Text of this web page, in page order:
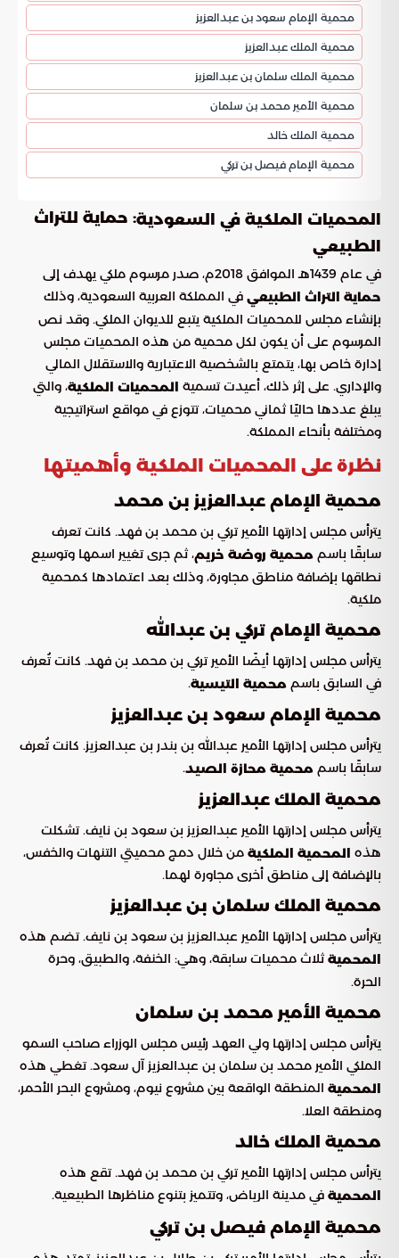
محمية الإمام سعود بن عبدالعزيز
محمية الملك عبدالعزيز
محمية الملك سلمان بن عبدالعزيز
محمية الأمير محمد بن سلمان
محمية الملك خالد
محمية الإمام فيصل بن تركي
المحميات الملكية في السعودية: حماية للتراث
الطبيعي
في عام 1439هـ الموافق 2018م، صدر مرسوم ملكي يهدف إلى
حماية التراث الطبيعي في المملكة العربية السعودية، وذلك
بإنشاء مجلس للمحميات الملكية يتبع للديوان الملكي. وقد نص
المرسوم على أن يكون لكل محمية من هذه المحميات مجلس
إدارة خاص بها، يتمتع بالشخصية الاعتبارية والاستقلال المالي
والإداري. على إثر ذلك، أعيدت تسمية المحميات الملكية، والتي
يبلغ عددها حاليًا ثماني محميات، تتوزع في مواقع استراتيجية
ومختلفة بأنحاء المملكة.
نظرة على المحميات الملكية وأهميتها
محمية الإمام عبدالعزيز بن محمد
يترأس مجلس إدارتها الأمير تركي بن محمد بن فهد. كانت تعرف
سابقًا باسم محمية روضة خريم، ثم جرى تغيير اسمها وتوسيع
نطاقها بإضافة مناطق مجاورة، وذلك بعد اعتمادها كمحمية
ملكية.
محمية الإمام تركي بن عبدالله
يترأس مجلس إدارتها أيضًا الأمير تركي بن محمد بن فهد. كانت تُعرف
في السابق باسم محمية التيسية.
محمية الإمام سعود بن عبدالعزيز
يترأس مجلس إدارتها الأمير عبدالله بن بندر بن عبدالعزيز. كانت تُعرف
سابقًا باسم محمية محازة الصيد.
محمية الملك عبدالعزيز
يترأس مجلس إدارتها الأمير عبدالعزيز بن سعود بن نايف. تشكلت
هذه المحمية الملكية من خلال دمج محميتي التنهات والخفس،
بالإضافة إلى مناطق أخرى مجاورة لهما.
محمية الملك سلمان بن عبدالعزيز
يترأس مجلس إدارتها الأمير عبدالعزيز بن سعود بن نايف. تضم هذه
المحميةثلاث محميات سابقة، وهي: الخنفة، والطبيق، وحرة
الحرة.
محمية الأمير محمد بن سلمان
يترأس مجلس إدارتها ولي العهد رئيس مجلس الوزراء صاحب السمو
الملكي الأمير محمد بن سلمان بن عبدالعزيز آل سعود. تغطي هذه
المحمية المنطقة الواقعة بين مشروع نيوم، ومشروع البحر الأحمر،
ومنطقة العلا.
محمية الملك خالد
يترأس مجلس إدارتها الأمير تركي بن محمد بن فهد. تقع هذه
المحمية في مدينة الرياض، وتتميز بتنوع مناظرها الطبيعية.
محمية الإمام فيصل بن تركي